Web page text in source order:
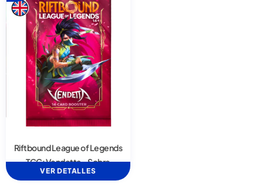
Riftbound League of Legends
TCG: Vendetta – Sobre
VER DETALLES